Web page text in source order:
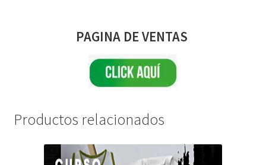
PAGINA DE VENTAS
Productos relacionados